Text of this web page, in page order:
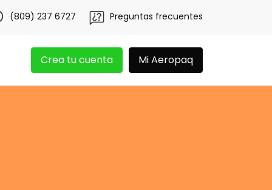
20 libras gratis por 3 meses! Tu app Aeropaq se
(809) 237 6727 Preguntas frecuentes
Crea tu cuenta Mi Aeropaq